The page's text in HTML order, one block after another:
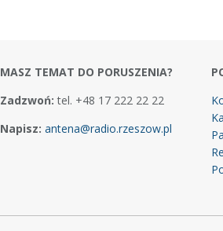
MASZ TEMAT DO PORUSZENIA?
Zadzwoń: tel. +48 17 222 22 22
Napisz: antena@radio.rzeszow.pl